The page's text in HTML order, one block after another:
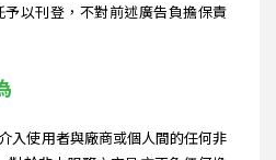
以刊登，不對前述廣告負擔保責
入使用者與廠商或個人間的任何非